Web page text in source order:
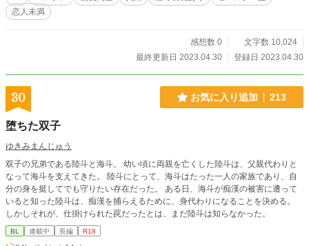
恋人未満
感想数 0
文字数 10,024
最終更新日 2023.04.30
登録日 2023.04.30
30 お気に入り追加 213
堕ちた双子
ゆきみまんじゅう
双子の兄弟である陸斗と海斗。 幼い頃に両親を亡くした陸斗は、父親代わりと
なって海斗を支えてきた。 陸斗にとって、海斗はたった一人の家族であり、自
分の身を挺してでも守りたい存在だった。 ある日、海斗が痴漢の被害に遭って
いると知った陸斗は、痴漢を捕らえるために、身代わりになることを決める。
しかしそれが、仕掛けられた罠だったとは、まだ陸斗は知らなかった。
BL 連載中 長編 R18